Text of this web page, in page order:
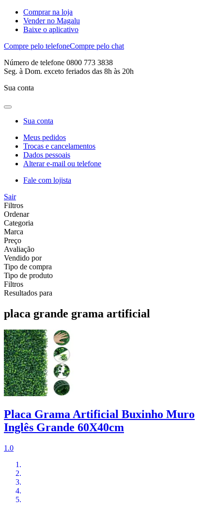
Comprar na loja
Vender no Magalu
Baixe o aplicativo
Compre pelo telefoneCompre pelo chat
Número de telefone 0800 773 3838
Seg. à Dom. exceto feriados das 8h às 20h
Sua conta
Sua conta
Meus pedidos
Trocas e cancelamentos
Dados pessoais
Alterar e-mail ou telefone
Fale com lojista
Sair
Filtros
Ordenar
Categoria
Marca
Preço
Avaliação
Vendido por
Tipo de compra
Tipo de produto
Filtros
Resultados para
placa grande grama artificial
Placa Grama Artificial Buxinho Muro
Inglês Grande 60X40cm
1.0